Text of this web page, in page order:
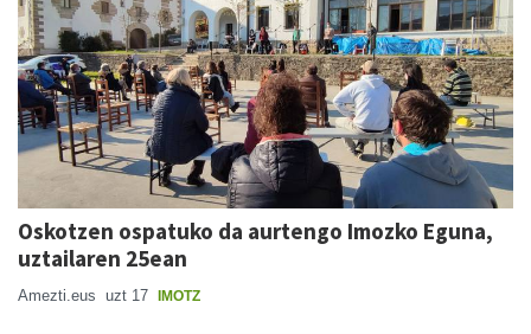
Oskotzen ospatuko da aurtengo Imozko Eguna,
uztailaren 25ean
Amezti.eus uzt 17 IMOTZ